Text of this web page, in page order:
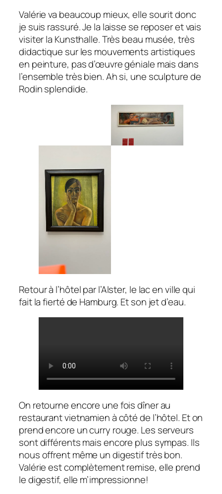
Valérie va beaucoup mieux, elle sourit donc
je suis rassuré. Je la laisse se reposer et vais
visiter la Kunsthalle. Très beau musée, très
didactique sur les mouvements artistiques
en peinture, pas d’œuvre géniale mais dans
l’ensemble très bien. Ah si, une sculpture de
Rodin splendide.
Retour à l’hôtel par l’Alster, le lac en ville qui
fait la fierté de Hamburg. Et son jet d’eau.
On retourne encore une fois dîner au
restaurant vietnamien à côté de l’hôtel. Et on
prend encore un curry rouge. Les serveurs
sont différents mais encore plus sympas. Ils
nous offrent même un digestif très bon.
Valérie est complètement remise, elle prend
le digestif, elle m’impressionne!